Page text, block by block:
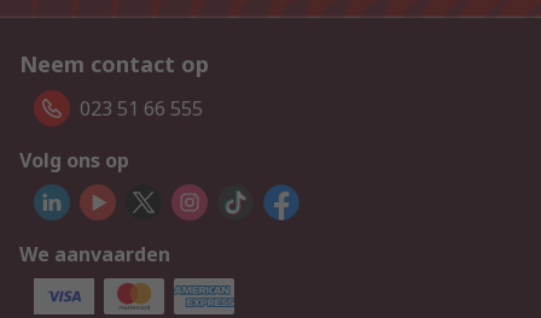
Neem contact op
023 51 66 555
Volg ons op
We aanvaarden